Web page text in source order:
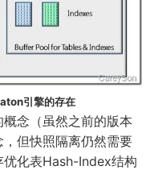
引擎的存在
念（虽然之前的版本
但快照隔离仍然需要
化表Hash-Index结构